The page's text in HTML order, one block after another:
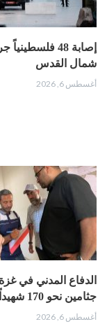
إصابة 48
شمال القدس
أغسطس 6, 2026
جثامين نحو 170 شهيداً من تحت أنقاضها
أغسطس 6, 2026